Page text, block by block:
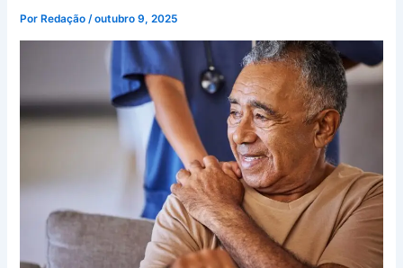
Por Redação/outubro 9, 2025